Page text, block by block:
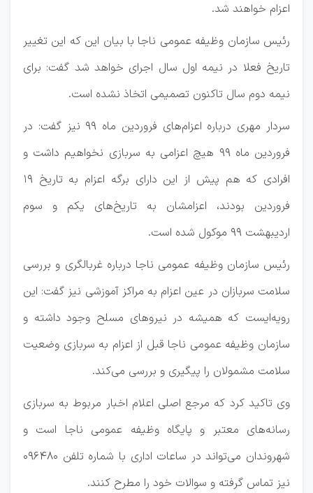
اعزام خواهند شد.
رئیس سازمان وظیفه عمومی ناجا با بیان این که این تغییر
تاریخ فعلا در نیمه اول سال اجرای خواهد شد گفت: برای
نیمه دوم سال تاکنون تصمیمی اتخاذ نشده است.
سردار مهری درباره اعزام‌های فروردین ماه ۹۹ نیز گفت: در
فروردین ماه ۹۹ هیچ اعزامی به سربازی نخواهیم داشت و
افرادی که هم پیش از این دارای برگه اعزام به تاریخ ۱۹
فروردین بودند، اعزامشان به تاریخ‌های یکم و سوم
اردیبهشت ۹۹ موکول شده است.
رئیس سازمان وظیفه عمومی ناجا درباره غربالگری و بررسی
سلامت سربازان در عین اعزام به مراکز آموزشی نیز گفت: این
رویه‌ایست که همیشه در نیرو‌های مسلح وجود داشته و
سازمان وظیفه عمومی ناجا قبل از اعزام به سربازی وضعیت
سلامت مشمولان را پیگیری و بررسی می‌کند.
وی تاکید کرد که مرجع اصلی اعلام اخبار مربوط به سربازی
رسانه‌های معتبر و پایگاه وظیفه عمومی ناجا است و
شهروندان می‌تواند در ساعات اداری با شماره تلفن ۰۹۶۴۸۰
نیز تماس گرفته و سوالات خود را مطرح کنند.